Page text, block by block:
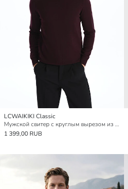
LCWAIKIKI Classic
Мужской свитер с круглым вырезом из трикотажа
1 399,00 RUB